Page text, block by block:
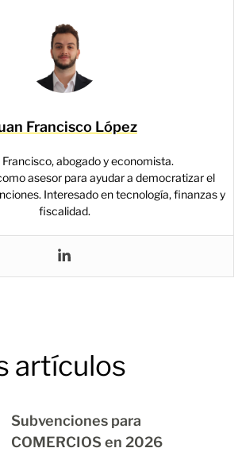
Francisco López
Francisco, abogado y economista.
asesor para ayudar a democratizar el
Interesado en tecnología, finanzas y
fiscalidad.
artículos
Subvenciones para
COMERCIOS en 2026